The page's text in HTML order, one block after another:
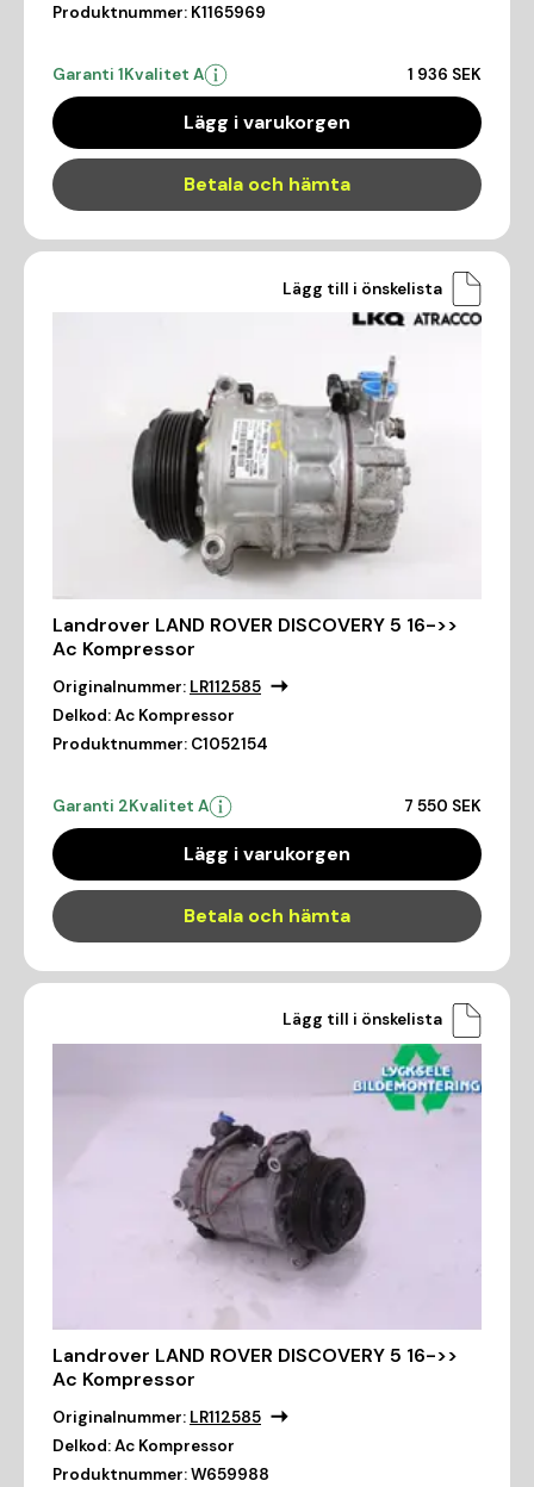
Produktnummer: K1165969
Garanti 1Kvalitet A 1 936 SEK
Lägg i varukorgen
Betala och hämta
Lägg till i önskelista
Landrover LAND ROVER DISCOVERY 5 16->>
Ac Kompressor
Originalnummer: LR112585
Delkod:Ac Kompressor
Produktnummer: C1052154
Garanti 2Kvalitet A 7 550 SEK
Lägg i varukorgen
Betala och hämta
Lägg till i önskelista
Landrover LAND ROVER DISCOVERY 5 16->>
Ac Kompressor
Originalnummer: LR112585
Delkod:Ac Kompressor
Produktnummer:W659988